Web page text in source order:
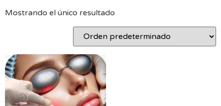
Mostrando el único resultado